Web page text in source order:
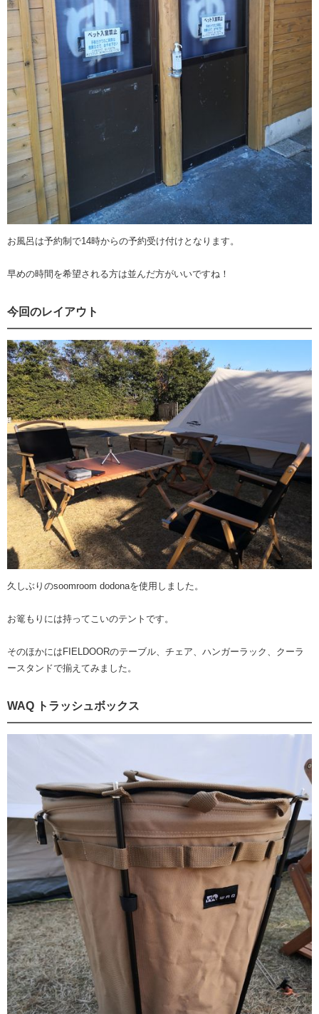
お風呂は予約制で14時からの予約受け付けとなります。
早めの時間を希望される方は並んだ方がいいですね！
今回のレイアウト
久しぶりのsoomroom dodonaを使用しました。
お篭もりには持ってこいのテントです。
そのほかにはFIELDOORのテーブル、チェア、ハンガーラック、クーラ
ースタンドで揃えてみました。
WAQ トラッシュボックス